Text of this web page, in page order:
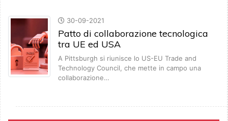
30-09-2021
Patto di collaborazione tecnologica
tra UE ed USA
A Pittsburgh si riunisce lo US-EU Trade and
Technology Council, che mette in campo una
collaborazione…